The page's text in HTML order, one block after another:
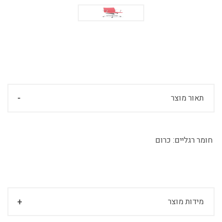
תאור מוצר
חומר רגליים: כרום
מידות מוצר